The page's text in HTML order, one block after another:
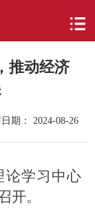
推动经济
期： 2024-08-26
论学习中心
开。